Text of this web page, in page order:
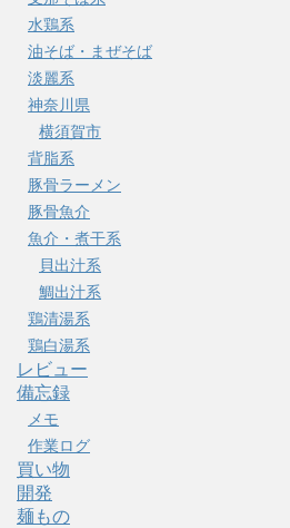
水鶏系
油そば・まぜそば
淡麗系
神奈川県
横須賀市
背脂系
豚骨ラーメン
豚骨魚介
魚介・煮干系
貝出汁系
鯛出汁系
鶏清湯系
鶏白湯系
レビュー
備忘録
メモ
作業ログ
買い物
開発
麺もの